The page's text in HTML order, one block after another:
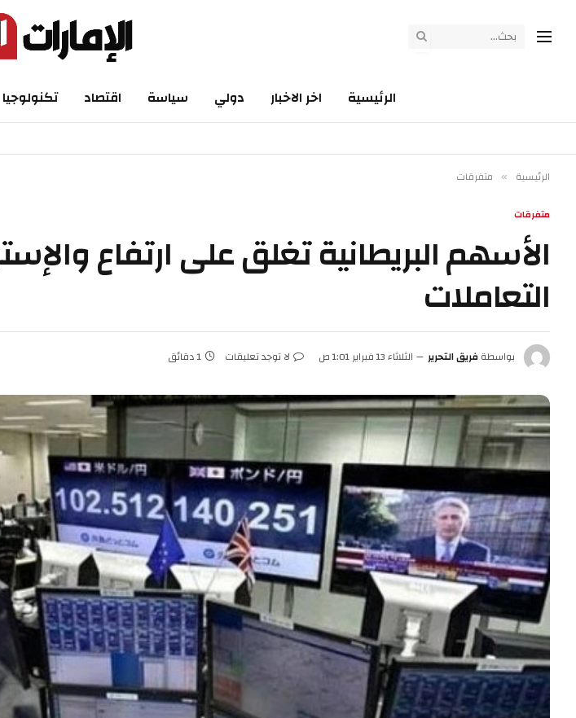
الرئيسية اخر الاخبار دولي سياسة اقتصاد تكنولوجيا
الرئيسية » متفرقات
متفرقات
الأسهم البريطانية تغلق على ارتفاع
التعاملات
بواسطةفريق التحرير الثلاثاء 13 فبراير 1:01 ص لا توجد تعليقات 1 دقائق